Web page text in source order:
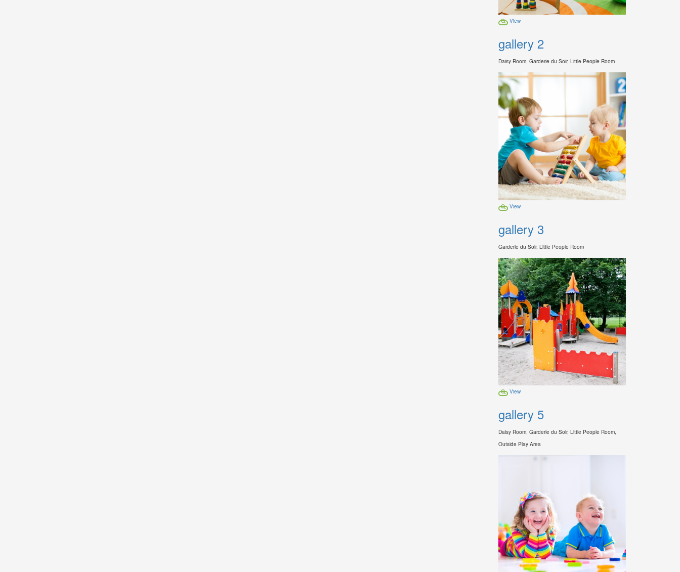
View
gallery 2
Daisy Room, Garderie du Soir, Little People Room
View
gallery 3
Garderie du Soir, Little People Room
View
gallery 5
Daisy Room, Garderie du Soir, Little People Room,
Outside Play Area